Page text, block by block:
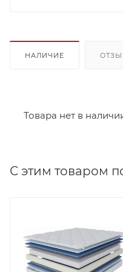
НАЛИЧИЕ
Товара нет в
С этим товаром